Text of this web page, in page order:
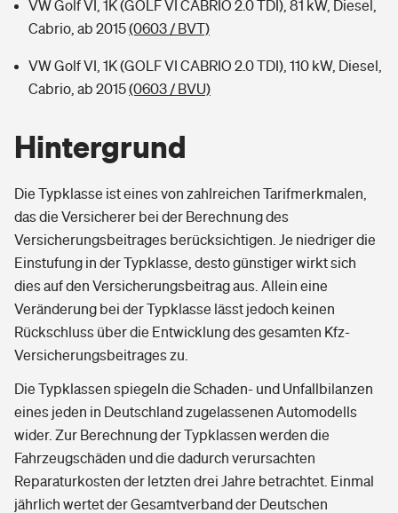
VW Golf VI, 1K (GOLF VI CABRIO 2.0 TDI), 81 kW, Diesel,
Cabrio, ab 2015(0603 / BVT)
VW Golf VI, 1K (GOLF VI CABRIO 2.0 TDI), 110 kW, Diesel,
Cabrio, ab 2015(0603 / BVU)
Hintergrund
Die Typklasse ist eines von zahlreichen Tarifmerkmalen,
das die Versicherer bei der Berechnung des
Versicherungsbeitrages berücksichtigen. Je niedriger die
Einstufung in der Typklasse, desto günstiger wirkt sich
dies auf den Versicherungsbeitrag aus. Allein eine
Veränderung bei der Typklasse lässt jedoch keinen
Rückschluss über die Entwicklung des gesamten Kfz-
Versicherungsbeitrages zu.
Die Typklassen spiegeln die Schaden- und Unfallbilanzen
eines jeden in Deutschland zugelassenen Automodells
wider. Zur Berechnung der Typklassen werden die
Fahrzeugschäden und die dadurch verursachten
Reparaturkosten der letzten drei Jahre betrachtet. Einmal
jährlich wertet der Gesamtverband der Deutschen